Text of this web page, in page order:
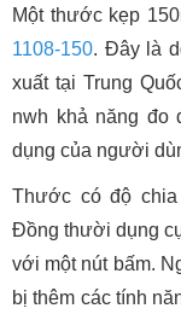
Một thước kẹp
1108-150. Đây là
xuất tại Trung
nwh khả năng đo
dụng của người
Thước có độ chia
Đồng thười dụng
với một nút bấm.
bị thêm các tính